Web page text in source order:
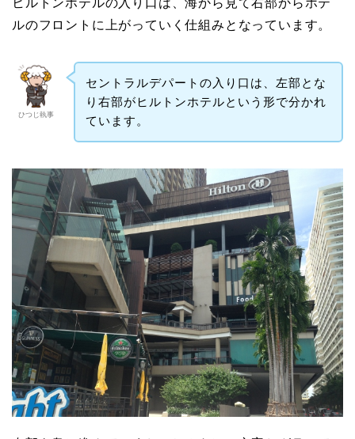
ヒルトンホテルの入り口は、海から見て右部からホテ
ルのフロントに上がっていく仕組みとなっています。
ひつじ執事
セントラルデパートの入り口は、左部とな
り右部がヒルトンホテルという形で分かれ
ています。